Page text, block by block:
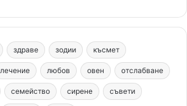
t
e
r
e
T
u
b
e
t
a
g
r
c
m
здраве зодии късмет
лечение любов овен отслабване
семейство сирене съвети